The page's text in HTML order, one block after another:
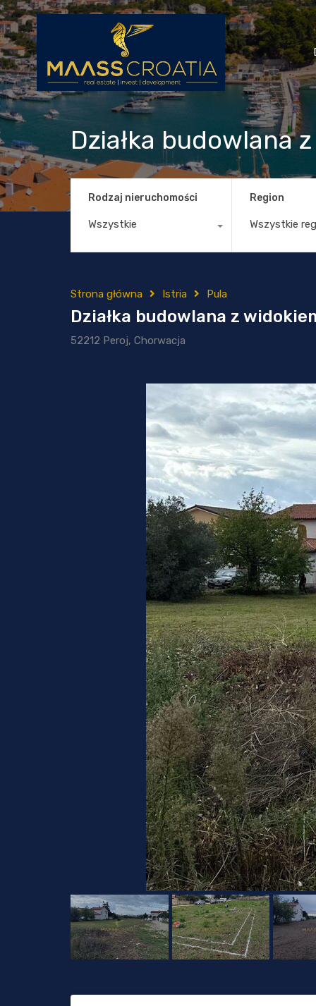
Działka budowlana
Rodzaj nieruchomości
Wszystkie
Region
Wszystkie
Strona główna Istria Pula
Działka budowlana z
52212 Peroj, Chorwacja